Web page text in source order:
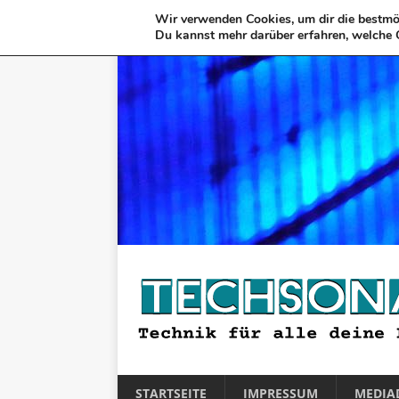
STARTSEITE IMPRESSUM
Wir verwenden Cookies, um dir die
Du kannst mehr darüber erfahren,